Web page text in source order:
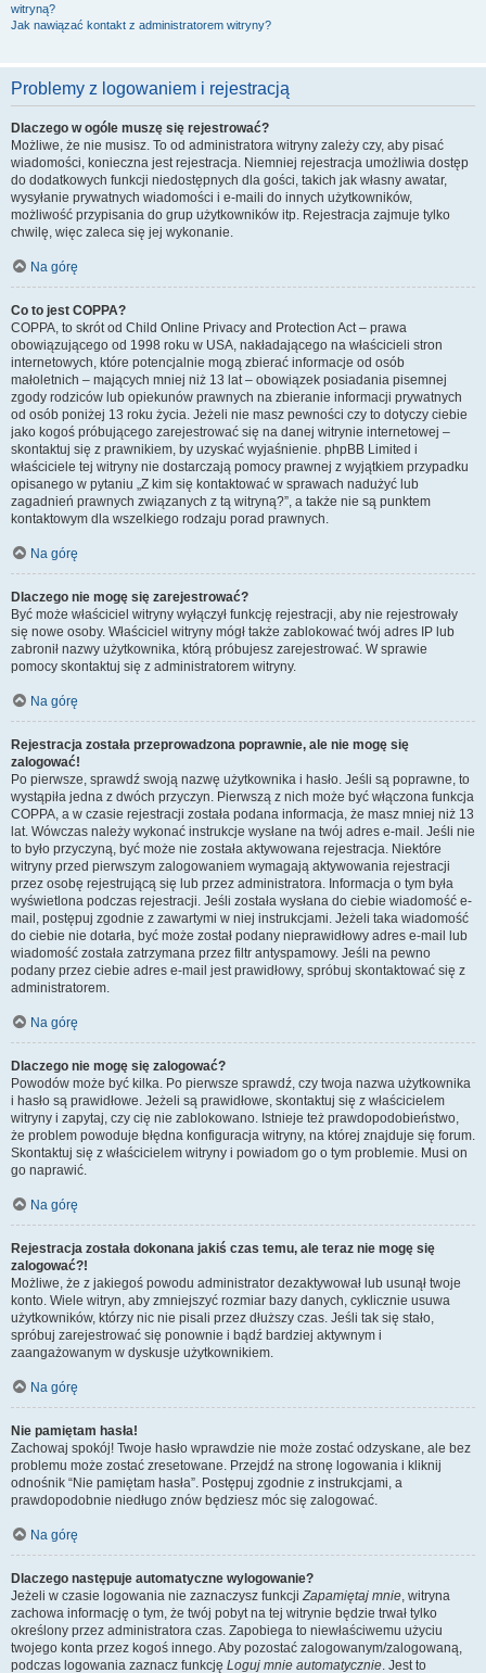
witryną?
Jak nawiązać kontakt z administratorem witryny?
Problemy z logowaniem i rejestracją
Dlaczego w ogóle muszę się rejestrować?
Możliwe, że nie musisz. To od administratora witryny zależy czy, aby pisać
wiadomości, konieczna jest rejestracja. Niemniej rejestracja umożliwia dostęp
do dodatkowych funkcji niedostępnych dla gości, takich jak własny awatar,
wysyłanie prywatnych wiadomości i e-maili do innych użytkowników,
możliwość przypisania do grup użytkowników itp. Rejestracja zajmuje tylko
chwilę, więc zaleca się jej wykonanie.
Na górę
Co to jest COPPA?
COPPA, to skrót od Child Online Privacy and Protection Act – prawa
obowiązującego od 1998 roku w USA, nakładającego na właścicieli stron
internetowych, które potencjalnie mogą zbierać informacje od osób
małoletnich – mających mniej niż 13 lat – obowiązek posiadania pisemnej
zgody rodziców lub opiekunów prawnych na zbieranie informacji prywatnych
od osób poniżej 13 roku życia. Jeżeli nie masz pewności czy to dotyczy ciebie
jako kogoś próbującego zarejestrować się na danej witrynie internetowej –
skontaktuj się z prawnikiem, by uzyskać wyjaśnienie. phpBB Limited i
właściciele tej witryny nie dostarczają pomocy prawnej z wyjątkiem przypadku
opisanego w pytaniu „Z kim się kontaktować w sprawach nadużyć lub
zagadnień prawnych związanych z tą witryną?”, a także nie są punktem
kontaktowym dla wszelkiego rodzaju porad prawnych.
Na górę
Dlaczego nie mogę się zarejestrować?
Być może właściciel witryny wyłączył funkcję rejestracji, aby nie rejestrowały
się nowe osoby. Właściciel witryny mógł także zablokować twój adres IP lub
zabronił nazwy użytkownika, którą próbujesz zarejestrować. W sprawie
pomocy skontaktuj się z administratorem witryny.
Na górę
Rejestracja została przeprowadzona poprawnie, ale nie mogę się
zalogować!
Po pierwsze, sprawdź swoją nazwę użytkownika i hasło. Jeśli są poprawne, to
wystąpiła jedna z dwóch przyczyn. Pierwszą z nich może być włączona funkcja
COPPA, a w czasie rejestracji została podana informacja, że masz mniej niż 13
lat. Wówczas należy wykonać instrukcje wysłane na twój adres e-mail. Jeśli nie
to było przyczyną, być może nie została aktywowana rejestracja. Niektóre
witryny przed pierwszym zalogowaniem wymagają aktywowania rejestracji
przez osobę rejestrującą się lub przez administratora. Informacja o tym była
wyświetlona podczas rejestracji. Jeśli została wysłana do ciebie wiadomość e-
mail, postępuj zgodnie z zawartymi w niej instrukcjami. Jeżeli taka wiadomość
do ciebie nie dotarła, być może został podany nieprawidłowy adres e-mail lub
wiadomość została zatrzymana przez filtr antyspamowy. Jeśli na pewno
podany przez ciebie adres e-mail jest prawidłowy, spróbuj skontaktować się z
administratorem.
Na górę
Dlaczego nie mogę się zalogować?
Powodów może być kilka. Po pierwsze sprawdź, czy twoja nazwa użytkownika
i hasło są prawidłowe. Jeżeli są prawidłowe, skontaktuj się z właścicielem
witryny i zapytaj, czy cię nie zablokowano. Istnieje też prawdopodobieństwo,
że problem powoduje błędna konfiguracja witryny, na której znajduje się forum.
Skontaktuj się z właścicielem witryny i powiadom go o tym problemie. Musi on
go naprawić.
Na górę
Rejestracja została dokonana jakiś czas temu, ale teraz nie mogę się
zalogować?!
Możliwe, że z jakiegoś powodu administrator dezaktywował lub usunął twoje
konto. Wiele witryn, aby zmniejszyć rozmiar bazy danych, cyklicznie usuwa
użytkowników, którzy nic nie pisali przez dłuższy czas. Jeśli tak się stało,
spróbuj zarejestrować się ponownie i bądź bardziej aktywnym i
zaangażowanym w dyskusje użytkownikiem.
Na górę
Nie pamiętam hasła!
Zachowaj spokój! Twoje hasło wprawdzie nie może zostać odzyskane, ale bez
problemu może zostać zresetowane. Przejdź na stronę logowania i kliknij
odnośnik “Nie pamiętam hasła”. Postępuj zgodnie z instrukcjami, a
prawdopodobnie niedługo znów będziesz móc się zalogować.
Na górę
Dlaczego następuje automatyczne wylogowanie?
Jeżeli w czasie logowania nie zaznaczysz funkcjiZapamiętaj mnie, witryna
zachowa informację o tym, że twój pobyt na tej witrynie będzie trwał tylko
określony przez administratora czas. Zapobiega to niewłaściwemu użyciu
twojego konta przez kogoś innego. Aby pozostać zalogowanym/zalogowaną,
podczas logowania zaznacz funkcję Loguj mnie automatycznie. Jest to